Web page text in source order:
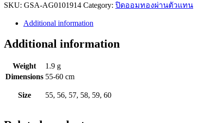
ทองคำ
96.5
หนัก
สลึง
โบว์
SKU: GSA-AG0101914 Category: ปิดออมทองผ่านตัวแทน
Additional information
Additional information
Weight
1.9 g
Dimensions 55-60 cm
Size 55, 56, 57, 58, 59, 60